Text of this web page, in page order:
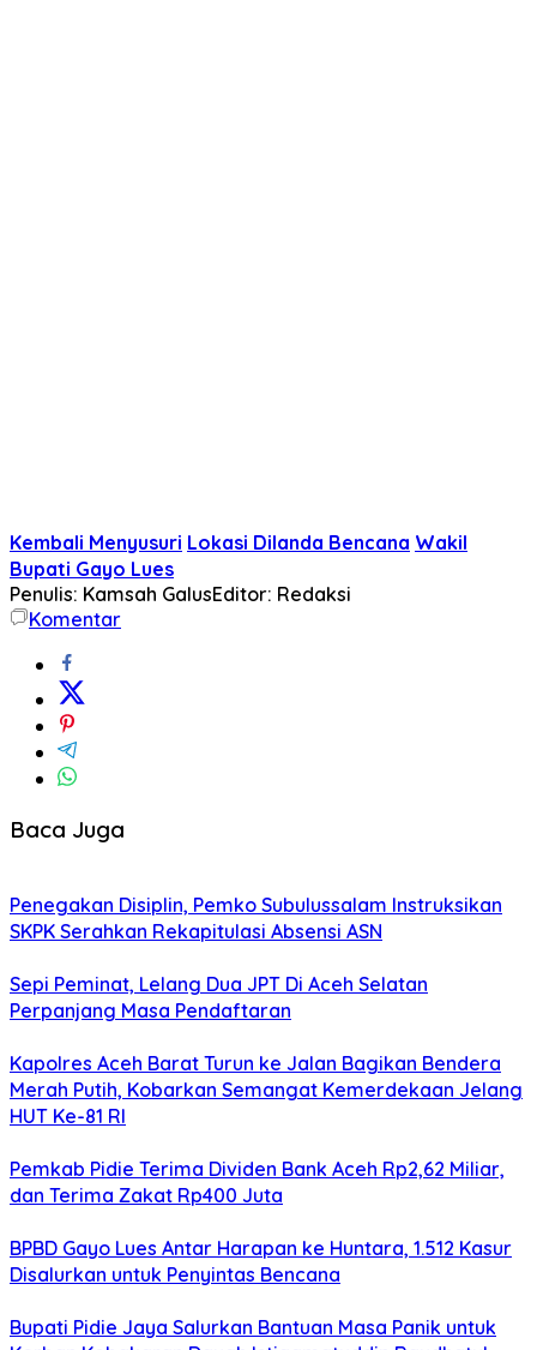
Kembali Menyusuri Lokasi Dilanda Bencana Wakil
Bupati Gayo Lues
Penulis: Kamsah GalusEditor: Redaksi
Komentar
Baca Juga
Penegakan Disiplin, Pemko Subulussalam Instruksikan
SKPK Serahkan Rekapitulasi Absensi ASN
Sepi Peminat, Lelang Dua JPT Di Aceh Selatan
Perpanjang Masa Pendaftaran
Kapolres Aceh Barat Turun ke Jalan Bagikan Bendera
Merah Putih, Kobarkan Semangat Kemerdekaan Jelang
HUT Ke-81 RI
Pemkab Pidie Terima Dividen Bank Aceh Rp2,62 Miliar,
dan Terima Zakat Rp400 Juta
BPBD Gayo Lues Antar Harapan ke Huntara, 1.512 Kasur
Disalurkan untuk Penyintas Bencana
Bupati Pidie Jaya Salurkan Bantuan Masa Panik untuk